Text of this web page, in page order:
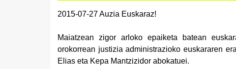
2015-07-27 Auzia Euskaraz!
Maiatzean zigor arloko epaiketa batean
orokorrean justizia administrazioko euskararen
Elias eta Kepa Mantzizidor abokatuei.